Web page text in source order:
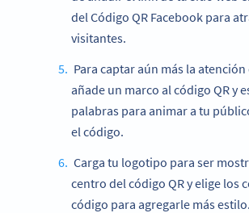
del Código QR Facebook para
visitantes.
Para captar aún más la
añade un marco al código QR y
palabras para animar a tu
el código.
Carga tu logotipo para ser
centro del código QR y elige los
código para agregarle más estilo.